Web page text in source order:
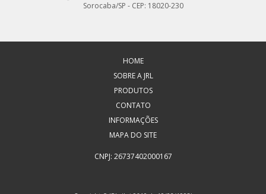
Sorocaba/SP - CEP: 18020-230
HOME
SOBRE A JRL
PRODUTOS
CONTATO
INFORMAÇÕES
MAPA DO SITE
CNPJ: 26737402000167